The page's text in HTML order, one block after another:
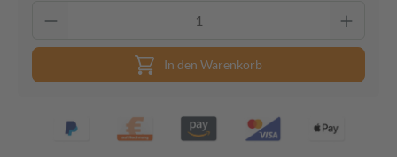
In den Warenkorb